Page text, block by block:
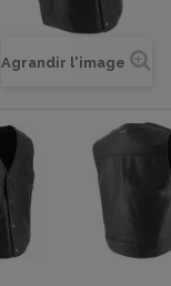
Agrandir l'image